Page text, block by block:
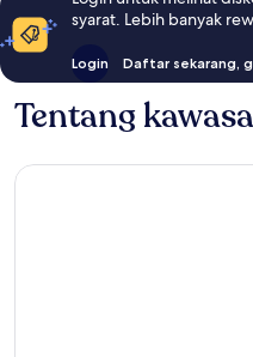
syarat. Lebih banyak
Login Daftar sekarang,
Tentang